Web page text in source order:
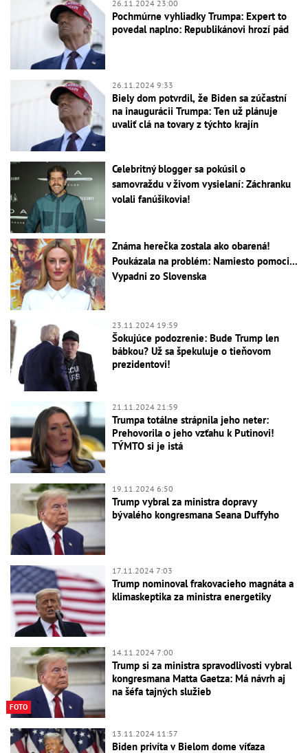
26.11.2024 23:00
Pochmúrne vyhliadky Trumpa: Expert to
povedal naplno: Republikánovi hrozí pád
26.11.2024 9:33
Biely dom potvrdil, že Biden sa zúčastní
na inaugurácii Trumpa: Ten už plánuje
uvaliť clá na tovary z týchto krajín
Celebritný blogger sa pokúsil o
samovraždu v živom vysielaní: Záchranku
volali fanúšikovia!
Známa herečka zostala ako obarená!
Poukázala na problém: Namiesto pomoci...
Vypadni zo Slovenska
23.11.2024 19:59
Šokujúce podozrenie: Bude Trump len
bábkou? Už sa špekuluje o tieňovom
prezidentovi!
21.11.2024 21:59
Trumpa totálne strápnila jeho neter:
Prehovorila o jeho vzťahu k Putinovi!
TÝMTO si je istá
19.11.2024 6:50
Trump vybral za ministra dopravy
bývalého kongresmana Seana Duffyho
17.11.2024 7:03
Trump nominoval frakovacieho magnáta a
klimaskeptika za ministra energetiky
FOTO
14.11.2024 7:00
Trump si za ministra spravodlivosti vybral
kongresmana Matta Gaetza: Má návrh aj
na šéfa tajných služieb
13.11.2024 11:57
Biden privíta v Bielom dome víťaza